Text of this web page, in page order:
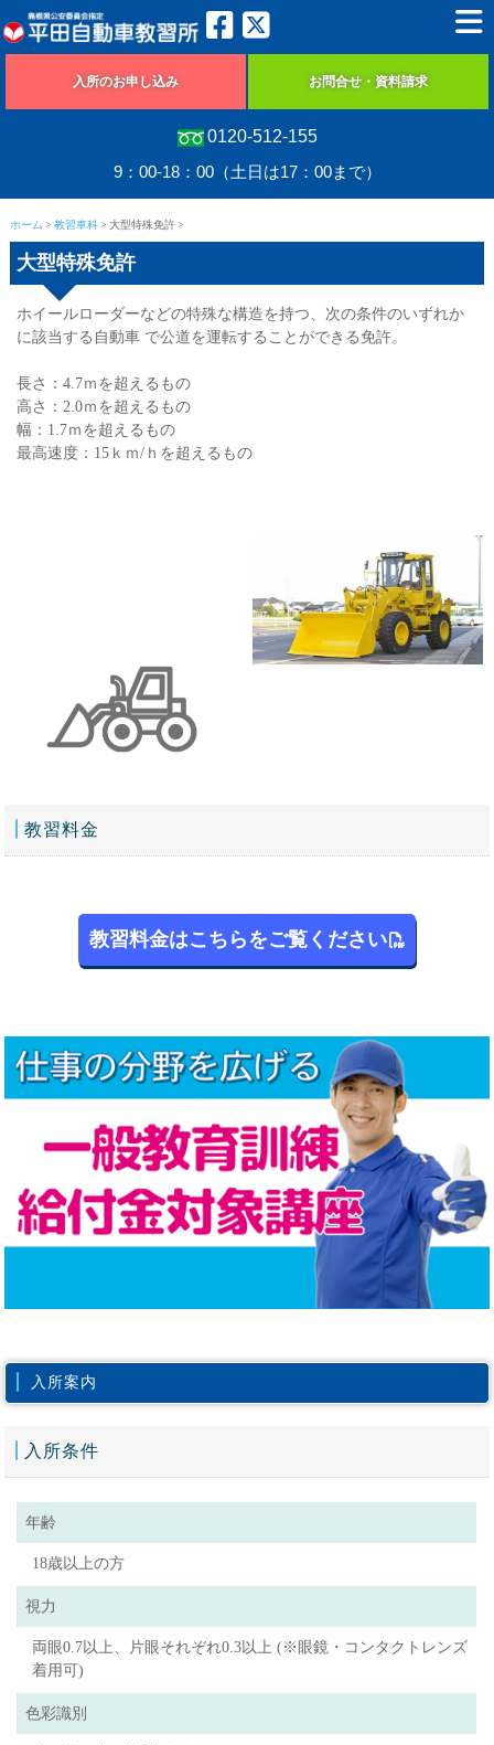
0120-512-155
9：00-18：00（土日は17：00まで）
入所のお申し込み お問合せ・資料請求
ホーム 教習車科 大型特殊免許
大型特殊免許
ホイールローダーなどの特殊な構造を持つ、次の条件のいずれか
に該当する自動車 で公道を運転することができる免許。
長さ：4.7ｍを超えるもの
高さ：2.0ｍを超えるもの
幅：1.7ｍを超えるもの
最高速度：15ｋｍ/ｈを超えるもの
教習料金
教習料金はこちらをご覧ください
入所案内
入所条件
年齢
18歳以上の方
視力
両眼0.7以上、片眼それぞれ0.3以上 (※眼鏡・コンタクトレンズ
着用可)
色彩識別